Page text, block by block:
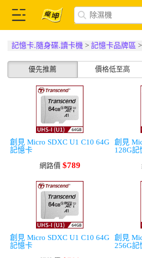
記憶卡.隨身碟.讀卡機 >記憶卡品牌區
優先推薦 價格低至高
創見 Micro SDXC U1 C10 64G
記憶卡
網路價 $789
創見
128G記
創見 Micro SDXC U1 C10 64G
記憶卡
創見
256G記